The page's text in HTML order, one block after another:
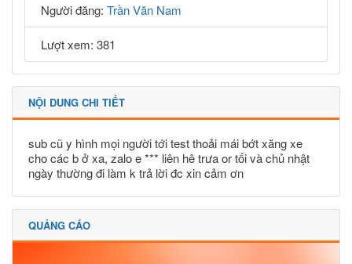
Người đăng: Trần Văn Nam
Lượt xem: 381
NỘI DUNG CHI TIẾT
sub cũ y hình mọi người tới test thoải mái bớt xăng xe
cho các b ở xa, zalo e *** liên hê trưa or tối và chủ nhật
ngày thường đi làm k trả lời đc xin cảm ơn
QUẢNG CÁO